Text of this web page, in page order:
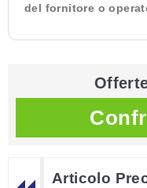
del fornitore o
Articolo